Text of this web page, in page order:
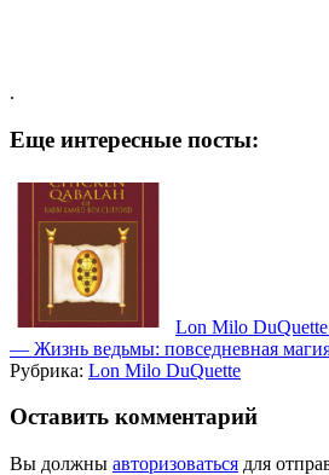
.
Еще интересные посты:
Lon Milo
— Жизнь ведьмы: повседневная
Рубрика: Lon Milo DuQuette
Оставить комментарий
Вы должны авторизоваться для